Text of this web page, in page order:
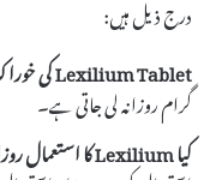
درج ذیل ہیں:
Lexilium Tablet کی خوراک کیا ہونی چاہئے؟
گرام روزانہ لی جاتی ہے۔
کیا Lexilium کا استعمال روزانہ کیا جا سکتا ہے؟